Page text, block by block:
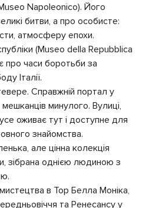
Napoleonico). Його
битви, а про особисте:
атмосферу епохи.
(Museo della Repubblica
про часи боротьби за
Італії.
Справжній портал у
минулого. Вулиці,
оживає тут і доступне для
знайомства.
але цінна колекція
зібрана однією людиною з
в Тор Белла Моніка,
та Ренесансу у